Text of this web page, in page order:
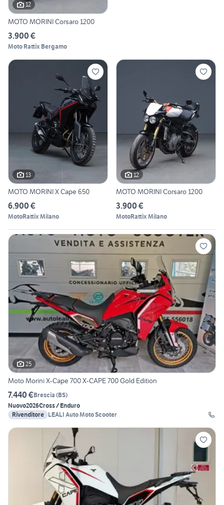
12
MOTO MORINI Corsaro 1200
3.900 €
Moto Rattix Bergamo
13
MOTO MORINI X Cape 650
6.900 €
MotoRattix Milano
12
MOTO MORINI Corsaro 1200
3.900 €
MotoRattix Milano
25
Moto Morini X-Cape 700 X-CAPE 700 Gold Edition
7.440 €Brescia (BS)
Nuovo2026Cross / Enduro
Rivenditore LEALI Auto Moto Scooter